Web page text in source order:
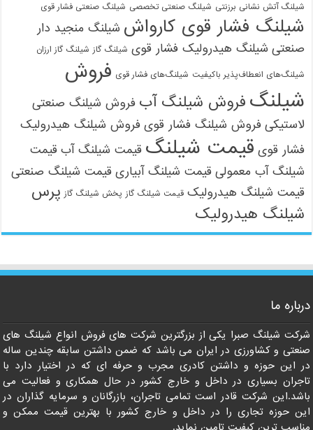
شیلنگ آتش نشانی برزنتی شیلنگ صنعتی تخصصی شیلنگ صنعتی فشار قوی
شیلنگ فشار قوی کارواش شیلنگ منجید دار
صنعتی شیلنگ هیدرولیک فشار قوی شیلنگ گاز شیلنگ گاز ارزان
شیلنگ‌های انعطاف‌پذیر باکیفیت شیلنگ‌های فشار قوی فروش
شیلنگ فروش شیلنگ آب فروش شیلنگ صنعتی
لاستیکی فروش شیلنگ فشار قوی فروش شیلنگ هیدرولیک
فشار قوی قیمت شیلنگ قیمت شیلنگ آب قیمت
شیلنگ آب معمولی قیمت شیلنگ آبیاری قیمت شیلنگ صنعتی
قیمت شیلنگ هیدرولیک قیمت شیلنگ گاز پخش شیلنگ گاز پرس
شیلنگ هیدرولیک
درباره ما
شرکت شیلنگ صبرا یکی از بزرگترین شرکت های فروش انواع شیلنگ های
صنعتی و کشاورزی در ایران می باشد که ضمن داشتن سابقه چندین ساله
در این حوزه و داشتن کادری مجرب و حرفه ای که در اختیار دارد با
تاجران بسیاری در داخل و خارج کشور در حال همکاری و فعالیت می
باشد.این شرکت قادر است تمامی تاجران، بازرگانان و سرمایه گذاران در
این حوزه تجاری را در داخل و خارج کشور با بهترین قیمت ممکن و
09121161360